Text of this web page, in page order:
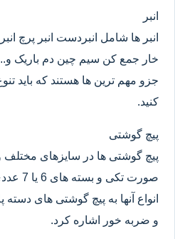
انبر
انبر ها شامل انبردست انبر پرچ
خار جمع کن سیم چین دم باریک
جزو مهم ترین ها هستند که باید
کنید.
پیچ گوشتی
پیچ گوشتی ها در سایزهای
صورت
انواع آنها به پیچ گوشتی های
و ضربه خور اشاره کرد.